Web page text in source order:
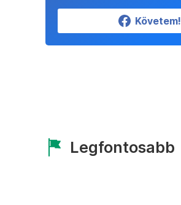
Követem!
Legfontosabb